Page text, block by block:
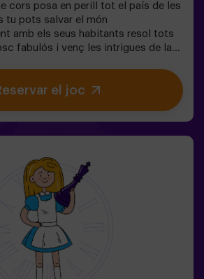
cors posa en perill tot el país de les
tu pots salvar el món
amb els seus habitants resol tots
fabulós i venç les intrigues de la
vida amb Alicia i el conill? 🐇És un
destinat per a nens de 6 a 13
| famílies | aniversaris
les condicions). ⚠️ Passes estrets
el joc